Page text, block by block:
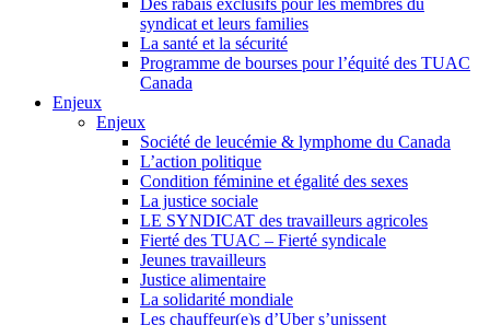
Des rabais exclusifs pour les membres du
syndicat et leurs families
La santé et la sécurité
Programme de bourses pour l’équité des TUAC
Canada
Enjeux
Enjeux
Société de leucémie & lymphome du Canada
L’action politique
Condition féminine et égalité des sexes
La justice sociale
LE SYNDICAT des travailleurs agricoles
Fierté des TUAC – Fierté syndicale
Jeunes travailleurs
Justice alimentaire
La solidarité mondiale
Les chauffeur(e)s d’Uber s’unissent